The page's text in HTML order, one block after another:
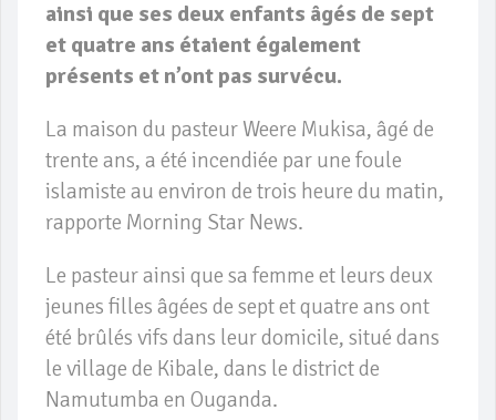
ainsi que ses deux enfants âgés de sept
et quatre ans étaient également
présents et n’ont pas survécu.
La maison du pasteur Weere Mukisa, âgé de
trente ans, a été incendiée par une foule
islamiste au environ de trois heure du matin,
rapporte Morning Star News.
Le pasteur ainsi que sa femme et leurs deux
jeunes filles âgées de sept et quatre ans ont
été brûlés vifs dans leur domicile, situé dans
le village de Kibale, dans le district de
Namutumba en Ouganda.